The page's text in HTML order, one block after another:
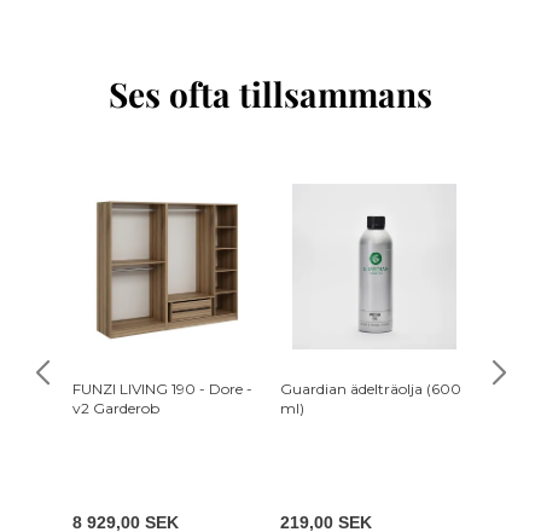
Ses ofta tillsammans
FUNZI LIVING 190 - Dore -
v2 Garderob
8 929,00 SEK
Guardian ädelträolja (600
ml)
219,00 SEK
FUNZI